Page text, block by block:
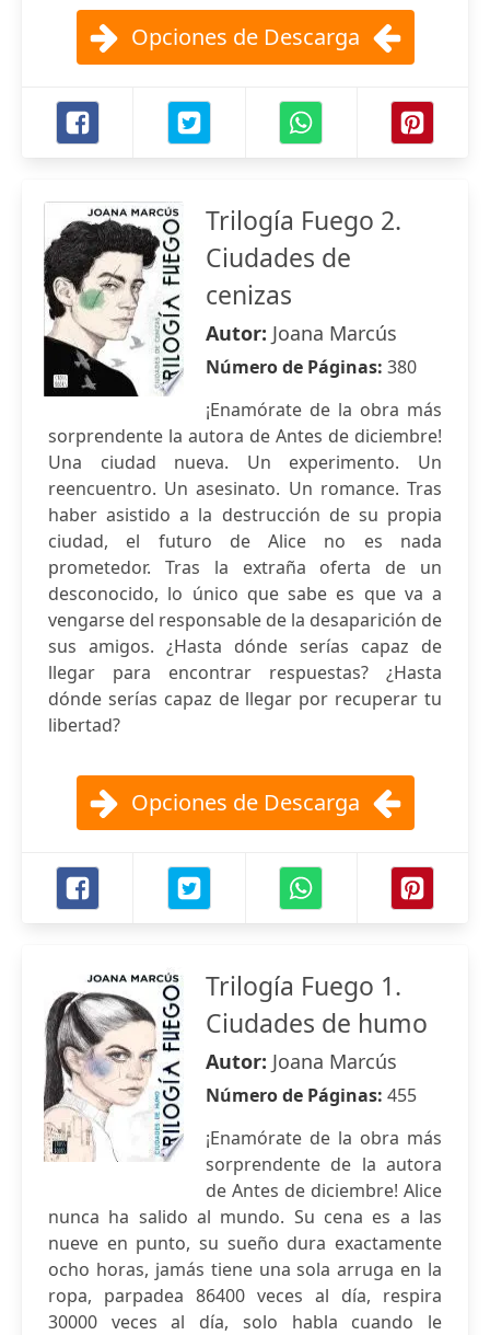
Opciones de Descarga
Trilogía Fuego 2.
Ciudades de
cenizas
Autor: Joana Marcús
Número de Páginas: 380
¡Enamórate de la obra más
sorprendente la autora de Antes de diciembre!
Una ciudad nueva. Un experimento. Un
reencuentro. Un asesinato. Un romance. Tras
haber asistido a la destrucción de su propia
ciudad, el futuro de Alice no es nada
prometedor. Tras la extraña oferta de un
desconocido, lo único que sabe es que va a
vengarse del responsable de la desaparición de
sus amigos. ¿Hasta dónde serías capaz de
llegar para encontrar respuestas? ¿Hasta
dónde serías capaz de llegar por recuperar tu
libertad?
Opciones de Descarga
Trilogía Fuego 1.
Ciudades de humo
Autor: Joana Marcús
Número de Páginas: 455
¡Enamórate de la obra más
sorprendente de la autora
de Antes de diciembre! Alice
nunca ha salido al mundo. Su cena es a las
nueve en punto, su sueño dura exactamente
ocho horas, jamás tiene una sola arruga en la
ropa, parpadea 86400 veces al día, respira
30000 veces al día, solo habla cuando le